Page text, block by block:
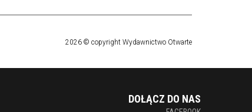
2026 © copyright Wydawnictwo Otwarte
DOŁĄCZ DO NAS